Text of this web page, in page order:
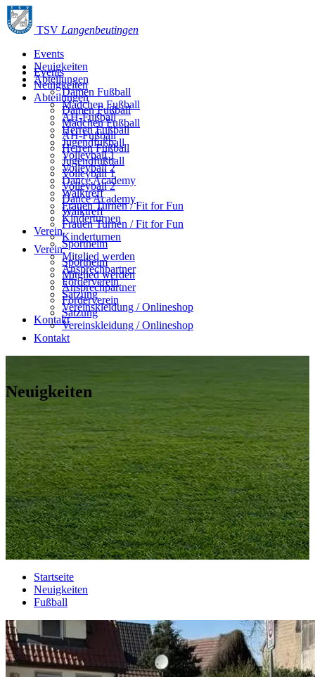
TSV Langenbeutingen
Events
Neuigkeiten
Abteilungen
Damen Fußball
Mädchen Fußball
AH-Fußball
Herren Fußball
Jugendfußball
Volleyball 1
Volleyball 2
Dance Academy
Walktreff
Frauen Turnen / Fit for Fun
Kinderturnen
Verein
Sportheim
Mitglied werden
Ansprechpartner
Förderverein
Satzung
Vereinskleidung / Onlineshop
Kontakt
Events
Neuigkeiten
Abteilungen
Damen Fußball
Mädchen Fußball
AH-Fußball
Herren Fußball
Jugendfußball
Volleyball 1
Volleyball 2
Dance Academy
Walktreff
Frauen Turnen / Fit for Fun
Kinderturnen
Verein
Sportheim
Mitglied werden
Ansprechpartner
Förderverein
Satzung
Vereinskleidung / Onlineshop
Kontakt
Neuigkeiten
Startseite
Neuigkeiten
Fußball